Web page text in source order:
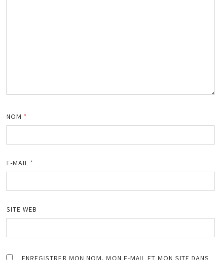
NOM *
E-MAIL *
SITE WEB
ENREGISTRER MON NOM, MON E-MAIL ET MON SITE DANS